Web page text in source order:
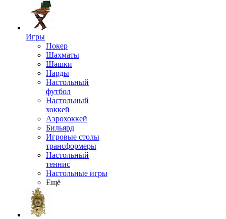
Игры
Покер
Шахматы
Шашки
Нарды
Настольный
футбол
Настольный
хоккей
Аэрохоккей
Бильярд
Игровые столы
трансформеры
Настольный
теннис
Настольные игры
Ещё